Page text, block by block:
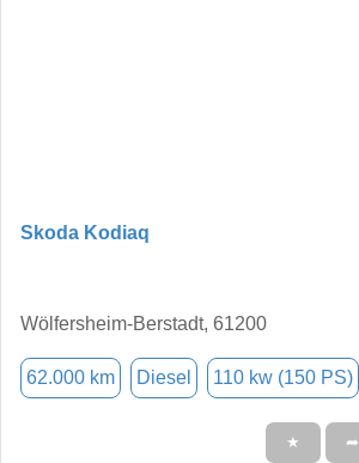
Skoda Kodiaq
Wölfersheim-Berstadt, 61200
62.000 km Diesel 110 kw (150 PS)
★ ➦